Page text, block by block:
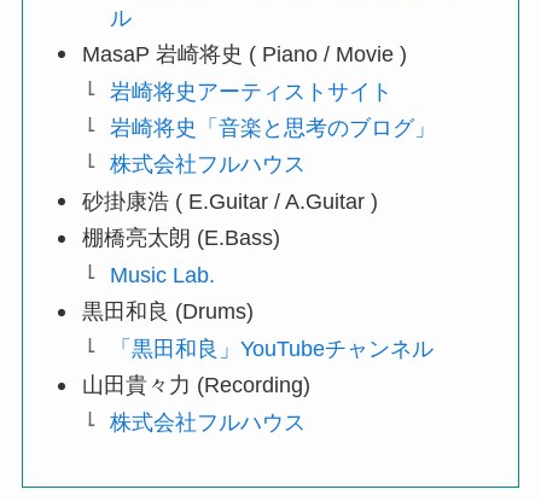
ル
MasaP 岩崎将史 ( Piano / Movie )
岩崎将史アーティストサイト
岩崎将史「音楽と思考のブログ」
株式会社フルハウス
砂掛康浩 ( E.Guitar / A.Guitar )
棚橋亮太朗 (E.Bass)
Music Lab.
黒田和良 (Drums)
「黒田和良」YouTubeチャンネル
山田貴々力 (Recording)
株式会社フルハウス